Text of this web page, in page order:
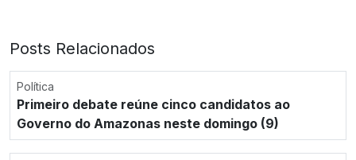
Posts Relacionados
Política
Primeiro debate reúne cinco candidatos ao
Governo do Amazonas neste domingo (9)